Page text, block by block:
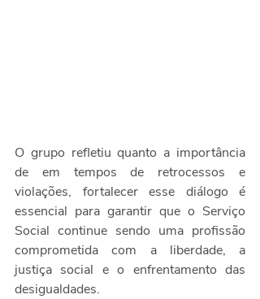
O grupo refletiu quanto a importância
de em tempos de retrocessos e
violações, fortalecer esse diálogo é
essencial para garantir que o Serviço
Social continue sendo uma profissão
comprometida com a liberdade, a
justiça social e o enfrentamento das
desigualdades.